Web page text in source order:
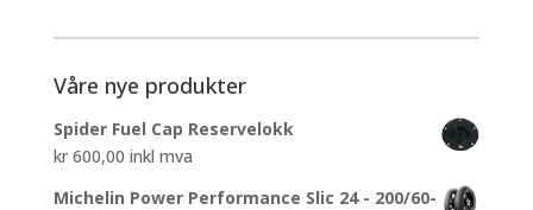
Våre nye produkter
Spider Fuel Cap Reservelokk
kr600,00 inkl mva
Michelin Power Performance Slic 24 - 200/60-